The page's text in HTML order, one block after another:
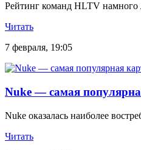
Рейтинг команд HLTV намного
Читать
7 февраля, 19:05
Nuke — самая
Nuke оказалась наиболее
Читать